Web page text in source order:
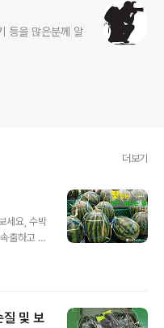
등을 많은분께 알
더보기
세요, 수박
출하고 있
다는 건
더위를
질 및 보